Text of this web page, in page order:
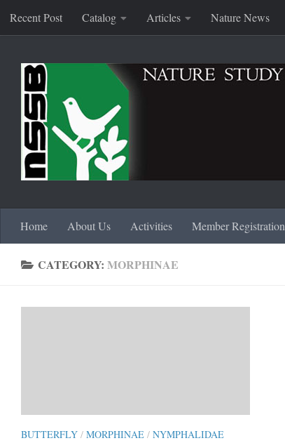
Skip to content
Recent Post Catalog Articles Nature News
Home About Us Activities Member Registration
CATEGORY: MORPHINAE
BUTTERFLY / MORPHINAE / NYMPHALIDAE